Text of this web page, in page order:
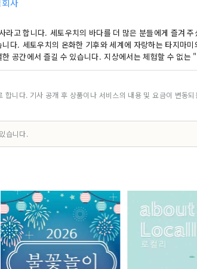
사
고 합니다. 세토우치의 바다를 더 많은 분들에게 즐겨 주
다. 세토우치의 온화한 기후와 세계에 자랑하는 타지마
공간에서 즐길 수 있습니다. 지상에서는 체험할 수 없는
니다. 기사 공개 후 상품이나 서비스의 내용 및 요금이 변동
습니다.